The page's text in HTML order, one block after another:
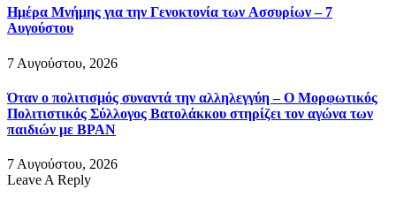
Ημέρα Μνήμης για την Γενοκτονία των Ασσυρίων – 7
Αυγούστου
7 Αυγούστου, 2026
Όταν ο πολιτισμός συναντά την αλληλεγγύη – Ο Μορφωτικός
Πολιτιστικός Σύλλογος Βατολάκκου στηρίζει τον αγώνα των
παιδιών με BPAN
7 Αυγούστου, 2026
Leave A Reply